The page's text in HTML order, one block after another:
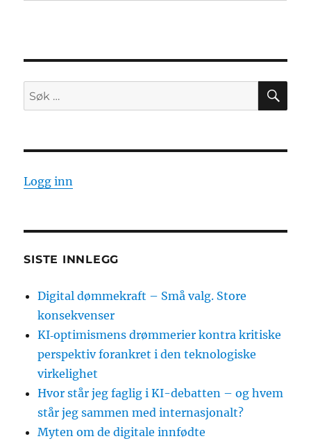
Søk
etter:
Logg inn
SISTE INNLEGG
Digital dømmekraft – Små valg. Store
konsekvenser
KI‑optimismens drømmerier kontra kritiske
perspektiv forankret i den teknologiske
virkelighet
Hvor står jeg faglig i KI-debatten – og hvem
står jeg sammen med internasjonalt?
Myten om de digitale innfødte